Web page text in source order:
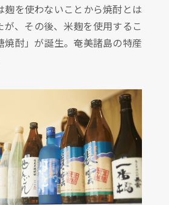
麹を使わないことから焼酎とは
が、その後、米麹を使用するこ
焼酎」が誕生。奄美諸島の特産